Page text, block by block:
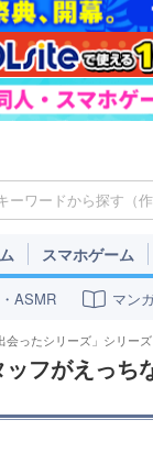
スマホゲーム
ASMR マン
会ったシリーズ」シリーズ
フがえっち